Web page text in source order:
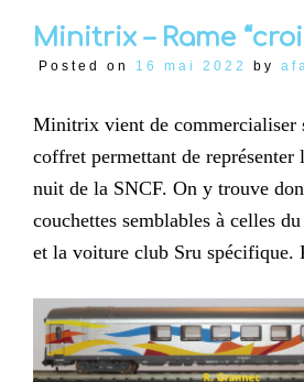
Minitrix – Rame
Posted on 16 mai 2022 by
Minitrix vient de commercialiser
coffret permettant de représenter
nuit de la SNCF. On y trouve
couchettes semblables à celles
et la voiture club Sru spécifique.